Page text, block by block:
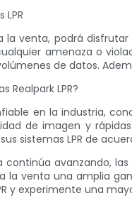
la venta, podrá
amenaza o
de datos.
Realpark LPR?
en la industria,
de imagen y
sistemas LPR de
avanzando,
la venta una amplia
y experimente una